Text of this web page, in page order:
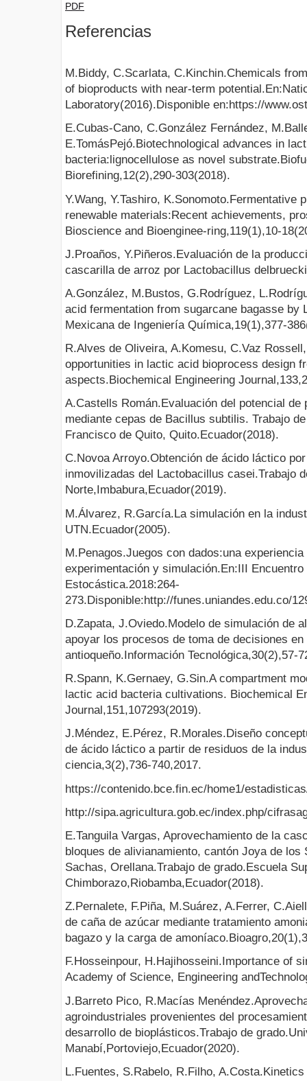
PDF
Referencias
M.Biddy, C.Scarlata, C.Kinchin.Chemicals
of bioproducts with near-term
Laboratory(2016).Disponible en:https://
E.Cubas-Cano, C.González Fernández,
E.TomásPejó.Biotechnological advances in
bacteria:lignocellulose as novel
Biorefining,12(2),290-303(2018).
Y.Wang, Y.Tashiro, K.Sonomoto.Fermentative
renewable materials:Recent achievements,
Bioscience and Bioenginee-ring,119(1),10-
J.Proaños, Y.Piñeros.Evaluación de la
cascarilla de arroz por Lactobacillus
A.González, M.Bustos, G.Rodríguez,
acid fermentation from sugarcane bagasse by
Mexicana de Ingeniería Química,19(1),377-
R.Alves de Oliveira, A.Komesu, C.Vaz
opportunities in lactic acid bioprocess design
aspects.Biochemical Engineering
A.Castells Román.Evaluación del potencial de
mediante cepas de Bacillus subtilis. Trabajo
Francisco de Quito, Quito.Ecuador(2018).
C.Novoa Arroyo.Obtención de ácido láctico
inmovilizadas del Lactobacillus casei.Trabajo
Norte,Imbabura,Ecuador(2019).
M.Álvarez, R.García.La simulación en la
UTN.Ecuador(2005).
M.Penagos.Juegos con dados:una
experimentación y simulación.En:III
Estocástica.2018:264-
273.Disponible:http://funes.uniandes.edu.co/
D.Zapata, J.Oviedo.Modelo de simulación de
apoyar los procesos de toma de decisiones
antioqueño.Información Tecnológica,30(2),57-
R.Spann, K.Gernaey, G.Sin.A compartment
lactic acid bacteria cultivations. Biochemical
Journal,151,107293(2019).
J.Méndez, E.Pérez, R.Morales.Diseño
de ácido láctico a partir de residuos de la
ciencia,3(2),736-740,2017.
https://contenido.bce.fin.ec/home1/
http://sipa.agricultura.gob.ec/index.php/
E.Tanguila Vargas, Aprovechamiento de la
bloques de alivianamiento, cantón Joya de
Sachas, Orellana.Trabajo de grado.Escuela
Chimborazo,Riobamba,Ecuador(2018).
Z.Pernalete, F.Piña, M.Suárez, A.Ferrer,
de caña de azúcar mediante tratamiento
bagazo y la carga de
F.Hosseinpour, H.Hajihosseini.Importance of
Academy of Science, Engineering
J.Barreto Pico, R.Macías
agroindustriales provenientes del
desarrollo de bioplásticos.Trabajo de
Manabí,Portoviejo,Ecuador(2020).
L.Fuentes, S.Rabelo, R.Filho,